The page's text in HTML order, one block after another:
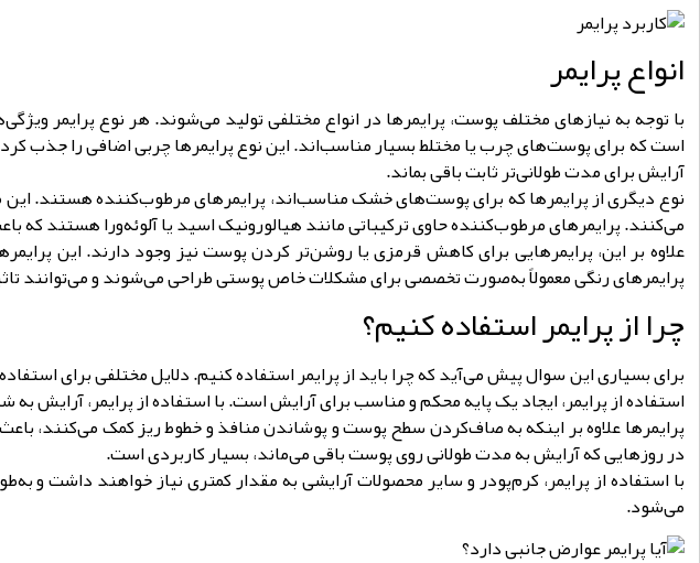
انواع پرایمر
با توجه به نیازهای مختلف پوست، پرایمرها در انواع مختلفی تولید می‌شوند. هر نوع پرایمر
است که برای پوست‌های چرب یا مختلط بسیار مناسب‌اند. این نوع پرایمرها چربی اضافی را جذب
آرایش برای مدت طولانی‌تر ثابت باقی بماند.
نوع دیگری از پرایمرها که برای پوست‌های خشک مناسب‌اند، پرایمرهای مرطوب‌کننده هستند.
می‌کنند. پرایمرهای مرطوب‌کننده حاوی ترکیباتی مانند هیالورونیک اسید یا آلوئه‌ورا هستند که
علاوه بر این، پرایمرهایی برای کاهش قرمزی یا روشن‌تر کردن پوست نیز وجود دارند. این
پرایمرهای رنگی معمولاً به‌صورت تخصصی برای مشکلات خاص پوستی طراحی می‌شوند و می‌توانند
چرا از پرایمر استفاده کنیم؟
برای بسیاری این سوال پیش می‌آید که چرا باید از پرایمر استفاده کنیم. دلایل مختلفی برای
استفاده از پرایمر، ایجاد یک پایه محکم و مناسب برای آرایش است. با استفاده از پرایمر،
پرایمرها علاوه بر اینکه به صاف‌کردن سطح پوست و پوشاندن منافذ و خطوط ریز کمک می‌کنند،
در روزهایی که آرایش به مدت طولانی روی پوست باقی می‌ماند، بسیار کاربردی است.
با استفاده از پرایمر، کرم‌پودر و سایر محصولات آرایشی به مقدار کمتری نیاز خواهند
می‌شود.